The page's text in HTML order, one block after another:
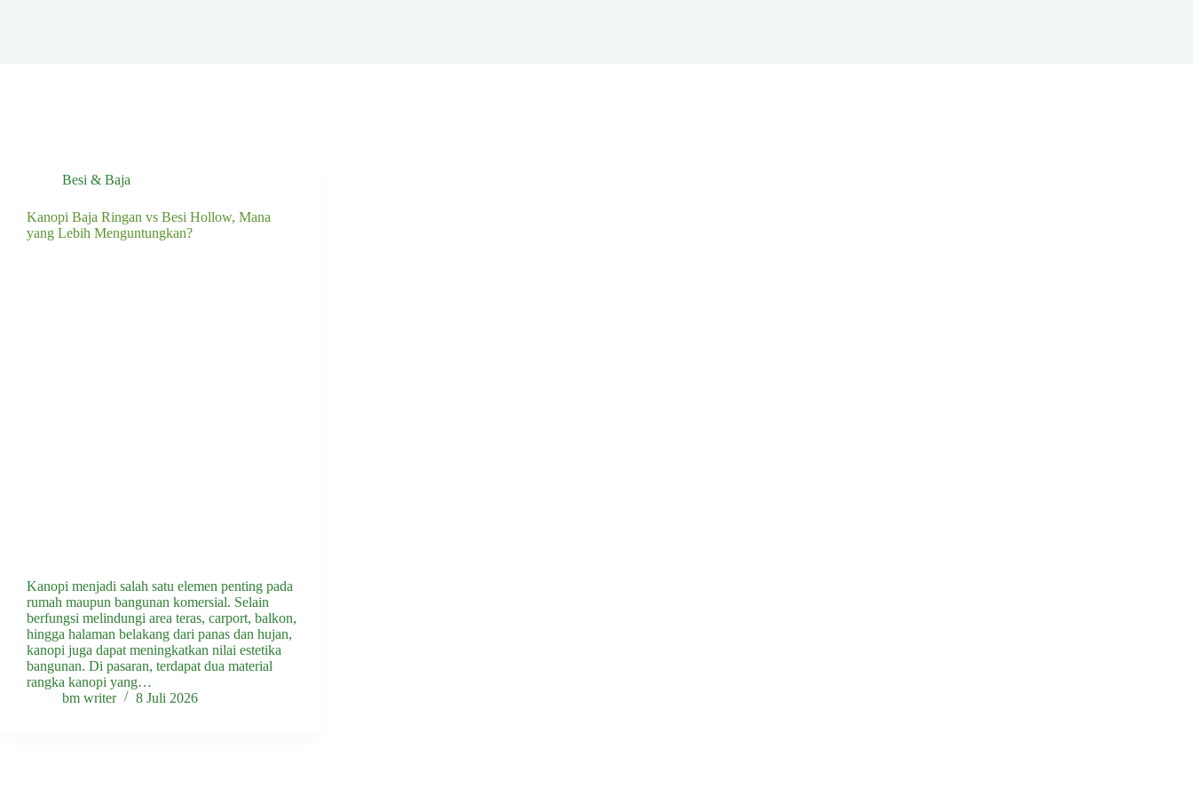
Besi & Baja
Kanopi Baja Ringan vs Besi Hollow, Mana
yang Lebih Menguntungkan?
Kanopi menjadi salah satu elemen penting pada
rumah maupun bangunan komersial. Selain
berfungsi melindungi area teras, carport, balkon,
hingga halaman belakang dari panas dan hujan,
kanopi juga dapat meningkatkan nilai estetika
bangunan. Di pasaran, terdapat dua material
rangka kanopi yang…
bm writer
8 Juli 2026